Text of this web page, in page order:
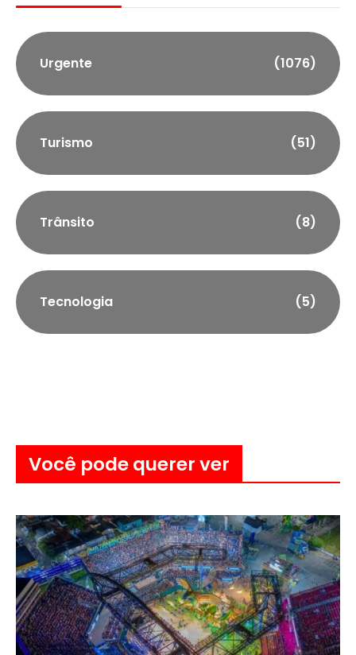
Urgente (1076)
Turismo (51)
Trânsito (8)
Tecnologia (5)
Você pode querer ver